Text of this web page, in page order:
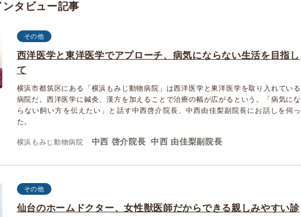
ンタビュー記事
その他
西洋医学と東洋医学でアプローチ、病気にならない生活を目指し
て
横浜市都筑区にある「横浜もみじ動物病院」は西洋医学と東洋医学を取り入れている
病院だ。西洋医学に鍼灸、漢方を加えることで治療の幅が広がるという。「病気にな
らない飼い方を伝えたい」と話す中西啓介院長、中西由佳梨副院長にお話しを伺っ
た。
横浜もみじ動物病院 中西 啓介院長 中西 由佳梨副院長
その他
仙台のホームドクター、女性獣医師だからできる親しみやすい診